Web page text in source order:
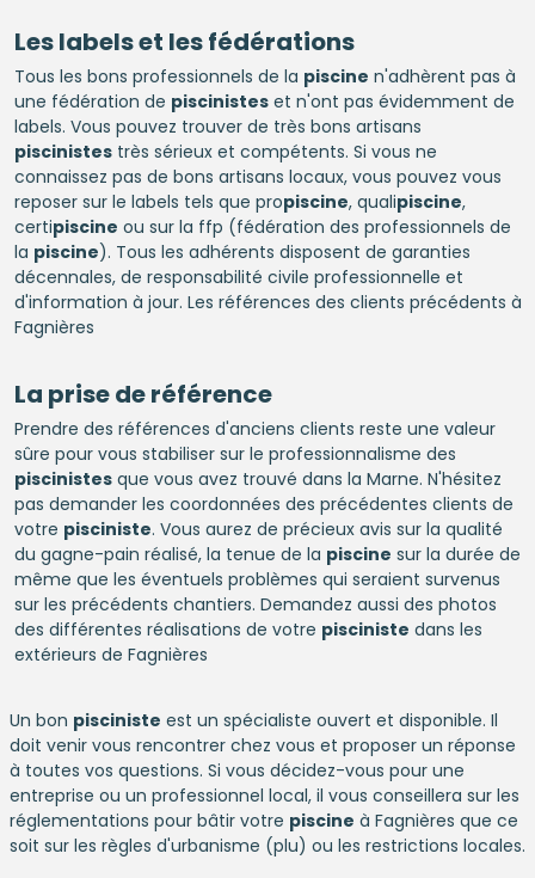
Les labels et les fédérations
Tous les bons professionnels de la piscine n'adhèrent pas à
une fédération de piscinisteset n'ont pas évidemment de
labels. Vous pouvez trouver de très bons artisans
piscinistestrès sérieux et compétents. Si vous ne
connaissez pas de bons artisans locaux, vous pouvez vous
reposer sur le labels tels que propiscine, qualipiscine,
certipiscine ou sur la ffp (fédération des professionnels de
la piscine). Tous les adhérents disposent de garanties
décennales, de responsabilité civile professionnelle et
d'information à jour. Les références des clients précédents à
Fagnières
La prise de référence
Prendre des références d'anciens clients reste une valeur
sûre pour vous stabiliser sur le professionnalisme des
piscinistesque vous avez trouvé dans la Marne. N'hésitez
pas demander les coordonnées des précédentes clients de
votre pisciniste. Vous aurez de précieux avis sur la qualité
du gagne-pain réalisé, la tenue de la piscine sur la durée de
même que les éventuels problèmes qui seraient survenus
sur les précédents chantiers. Demandez aussi des photos
des différentes réalisations de votre pisciniste dans les
extérieurs de Fagnières
Un bon pisciniste est un spécialiste ouvert et disponible. Il
doit venir vous rencontrer chez vous et proposer un réponse
à toutes vos questions. Si vous décidez-vous pour une
entreprise ou un professionnel local, il vous conseillera sur les
réglementations pour bâtir votre piscine à Fagnières que ce
soit sur les règles d'urbanisme (plu) ou les restrictions locales.